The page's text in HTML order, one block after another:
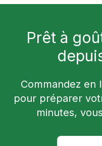
Prêt à
Commandez en
pour préparer
minutes,